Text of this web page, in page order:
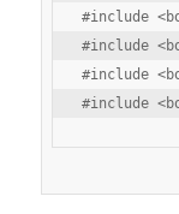
#include
#include
#include